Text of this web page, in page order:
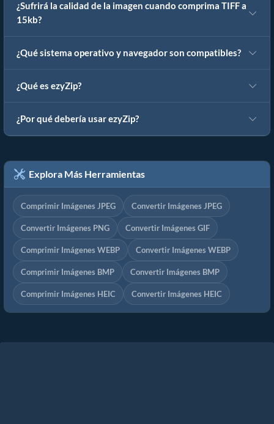
¿Sufrirá la calidad de la imagen cuando comprima TIFF a
15kb?
¿Qué sistema operativo y navegador son compatibles?
¿Qué es ezyZip?
¿Por qué debería usar ezyZip?
Explora Más Herramientas
Comprimir Imágenes JPEG Convertir Imágenes JPEG
Convertir Imágenes PNG Convertir Imágenes GIF
Comprimir Imágenes WEBP Convertir Imágenes WEBP
Comprimir Imágenes BMP Convertir Imágenes BMP
Comprimir Imágenes HEIC Convertir Imágenes HEIC